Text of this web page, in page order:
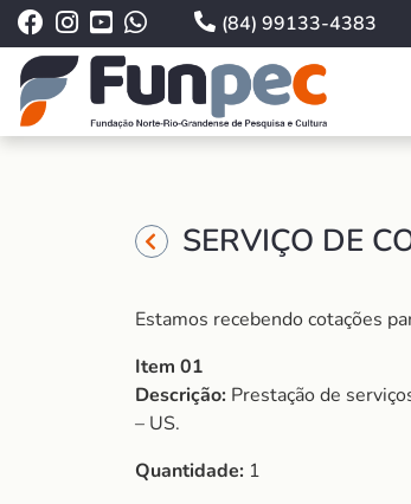
(84) 99133-4383
SERVIÇO DE
Estamos recebendo cotações
Item 01
Descrição: Prestação de
– US.
Quantidade: 1